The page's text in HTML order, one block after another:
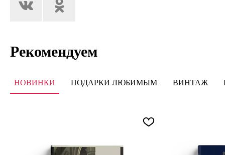
Рекомендуем
НОВИНКИ ПОДАРКИ ЛЮБИМЫМ ВИНТАЖ